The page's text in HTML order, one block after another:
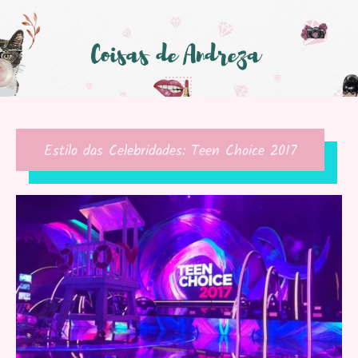
Estilo das Celebridades: Teen Choice 2017